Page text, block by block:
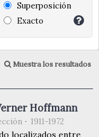
Superposición
Exacto
Muestra los resultados
Hoffmann
1911-1972
localizados entre